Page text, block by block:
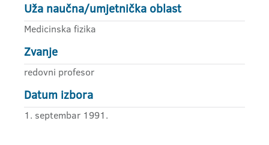
Uža naučna/umjetnička oblast
Medicinska fizika
Zvanje
redovni profesor
Datum izbora
1. septembar 1991.